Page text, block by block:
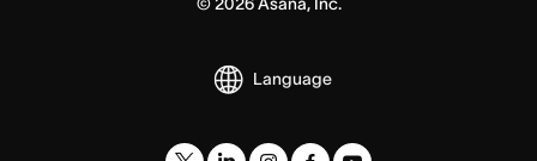
©2026Asana, Inc.
Language